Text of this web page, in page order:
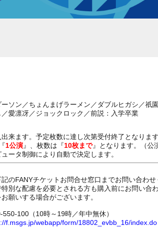
ソン／ちょんまげラーメン／ダブルヒガシ／祇
愛凛冴／ジョックロック／前説：入学卒業
来ます。予定枚数に達し次第受付終了となります
1公演』、枚数は『10枚まで』となります。（公
ータ制御により自動で決定します。
のFANYチケットお問合せ窓口までお問い合わせ
別な配慮を必要とされる方も購入前にお問い合わ
願いする場合がございます。
100（10時～19時／年中無休）
f.msgs.jp/webapp/form/18802_evbb_16/index.do